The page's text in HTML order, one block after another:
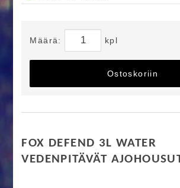
Määrä: kpl
Ostoskoriin
FOX DEFEND 3L WATER
VEDENPITÄVÄT